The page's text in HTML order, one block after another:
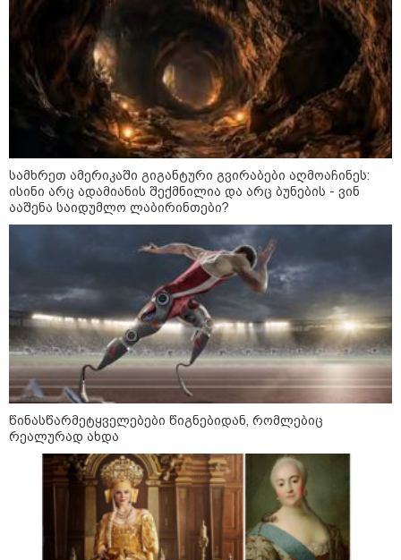
კატეგორიის ყველა სიახლე
დიმიტრი მედვედევი -
დასავლეთმა საქართველო ჩვენ
წინააღმდეგ გეოპოლიტიკური
ბრძოლის უგუნურ იარაღად
გამოიყენა იმ მომენტში, როდესაც
ეს მისთვის ხელსაყრელი იყო
დავით ღვინჯილია გიორგი
ბარამიძეზე - მისმა განცხადებამ
ქვეყანა დააზიანა და
მებრძოლებსა და ვეტერანებს
შეურაცხყოფა მიაყენა
განცხადებაზე - აი, ეს არის
ნამდვილად, უტყუარად და არა
მხოლოდ პოლიტიკურ, ემოციურ
განზომილებებში, არამედ
სამართლებრივადაც
ალექსანდრ ვუჩიჩი - სერბეთი
უკრაინის ტერიტორიულ
მთლიანობას მხარს უჭერს
სამხრეთ ამერიკაში გიგანტური გვირაბები აღმოაჩინეს:
ისინი არც ადამიანის შექმნილია და არც ბუნების - ვინ
ააშენა საიდუმლო ლაბირინთები?
წინასწარმეტყველებები წიგნებიდან, რომლებიც
რეალურად ახდა